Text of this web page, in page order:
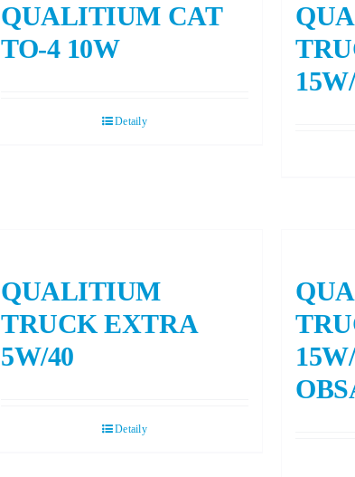
QUALITIUM CAT
TO-4 10W
Detaily
QUALITIUM
TRUCK EXTRA
5W/40
Detaily